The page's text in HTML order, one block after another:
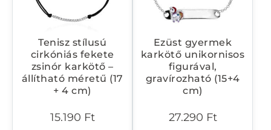
Tenisz stílusú
cirkóniás fekete
zsinór karkötő –
állítható méretű (17
+ 4 cm)
15.190 Ft
Ezüst gyermek
karkötő unikornisos
figurával,
gravírozható (15+4
cm)
27.290 Ft